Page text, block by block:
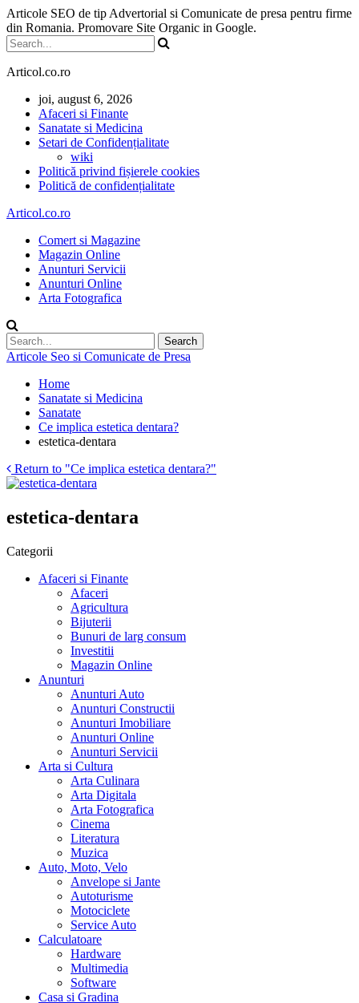
Articole SEO de tip Advertorial si Comunicate de presa pentru firme
din Romania. Promovare Site Organic in Google.
Articol.co.ro
joi, august 6, 2026
Afaceri si Finante
Sanatate si Medicina
Setari de Confidențialitate
wiki
Politică privind fișierele cookies
Politică de confidențialitate
Articol.co.ro
Comert si Magazine
Magazin Online
Anunturi Servicii
Anunturi Online
Arta Fotografica
Articole Seo si Comunicate de Presa
Home
Sanatate si Medicina
Sanatate
Ce implica estetica dentara?
estetica-dentara
Return to "Ce implica estetica dentara?"
estetica-dentara
Categorii
Afaceri si Finante
Afaceri
Agricultura
Bijuterii
Bunuri de larg consum
Investitii
Magazin Online
Anunturi
Anunturi Auto
Anunturi Constructii
Anunturi Imobiliare
Anunturi Online
Anunturi Servicii
Arta si Cultura
Arta Culinara
Arta Digitala
Arta Fotografica
Cinema
Literatura
Muzica
Auto, Moto, Velo
Anvelope si Jante
Autoturisme
Motociclete
Service Auto
Calculatoare
Hardware
Multimedia
Software
Casa si Gradina